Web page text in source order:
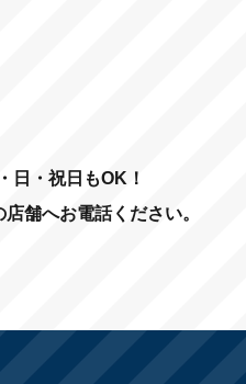
日・祝日もOK！
舗へお電話ください。